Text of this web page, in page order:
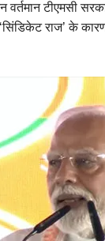
टीएमसी
राज’ के